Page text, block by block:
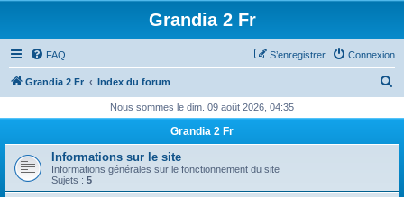
Grandia 2 Fr
FAQ Connexion
S’enregistrer
Grandia 2 Fr Index du forum
h
r
Nous sommes le dim. 09 août 2026, 04:35
Grandia 2 Fr
Informations sur le site
Informations générales sur le fonctionnement du site
Sujets : 5